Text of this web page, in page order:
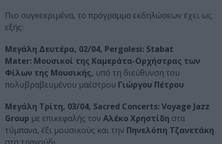
Πιο συγκεκριμένα, το πρόγραμμα εκδηλώσεων έχει ως
εξής:
Μεγάλη Δευτέρα, 02/04, Pergolesi: Stabat
Mater: Μουσικοί της Καμεράτα-Ορχήστρας των
Φίλων της Μουσικής, υπό τη διεύθυνση του
πολυβραβευμένου μαέστρου Γιώργου Πέτρου
Μεγάλη Τρίτη, 03/04, Sacred Concerts: Voyage Jazz
Group με επικεφαλής τον Αλέκο Χρηστίδη στα
τύμπανα, έξι μουσικούς και την Πηνελόπη Τζανετάκη